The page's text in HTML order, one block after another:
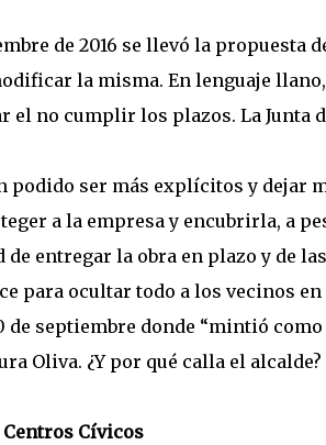
de 2016 se llevó la propuesta
la misma. En lenguaje
no cumplir los plazos. La Junta
podido ser más explícitos y dejar
a la empresa y encubrirla, a
entregar la obra en plazo y de
para ocultar todo a los vecinos
septiembre donde “mintió como
Oliva. ¿Y por qué calla el alcalde?
Cívicos